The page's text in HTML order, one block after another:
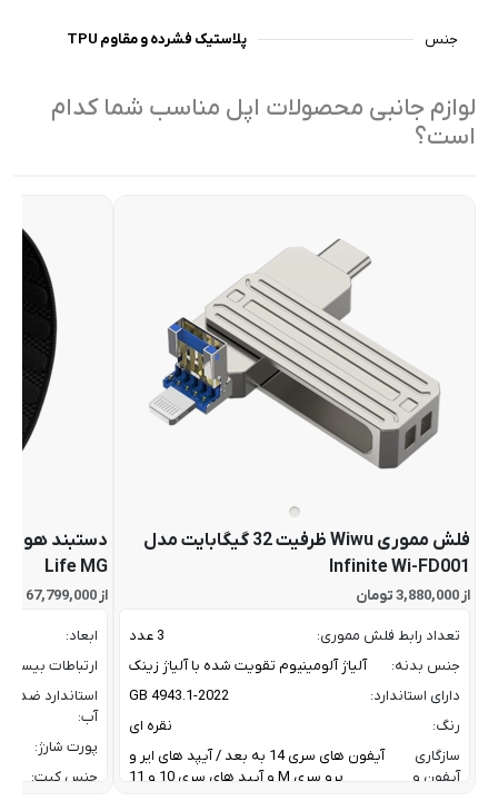
جنس پلاستیک فشرده و مقاوم TPU
لوازم جانبی محصولات اپل مناسب شما کدام
است؟
فلش مموری Wiwu ظرفیت 32 گیگابایت مدل
Infinite Wi-FD001
از 3,880,000 تومان
تعداد رابط فلش مموری:
3 عدد
جنس بدنه:
آلیاژ آلومینیوم تقویت شده با آلیاژ زینک
دارای استاندارد:
GB 4943.1-2022
رنگ:
نقره ای
سازگاری
آیفون و
آیفون های سری 14 به بعد / آیپد های ایر و
پرو سری M و آیپد های سری 10 و 11
Life MG
از 67,799,000 تومان
ابعاد:
ارتباطات بیسیم:
استاندارد ضد
آب:
پورت شارژ:
جنس کیت: